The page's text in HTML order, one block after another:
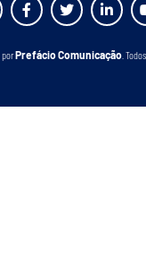
porPrefácio Comunicação.